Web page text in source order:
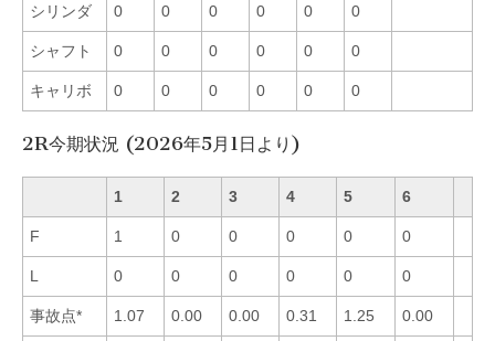
シリンダ 0 0 0 0 0 0
シャフト 0 0 0 0 0 0
キャリボ 0 0 0 0 0 0
2R今期状況 (2026年5月1日より)
1 2 3 4 5 6
F 1 0 0 0 0 0
L 0 0 0 0 0 0
事故点* 1.07 0.00 0.00 0.31 1.25 0.00